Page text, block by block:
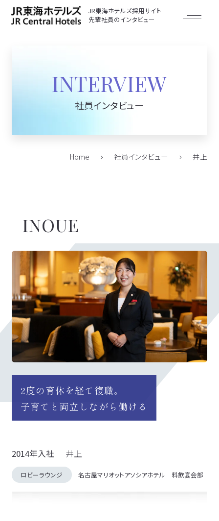
JR東海ホテルズ採用サイト
先輩社員のインタビュー
社員インタビュー
INTERVIEW
Home 社員インタビュー 井上
INOUE
2度の育休を経て復職。
子育てと両立しながら働ける
2014年入社 井上
ロビーラウンジ 名古屋マリオットアソシアホテル 料飲宴会部